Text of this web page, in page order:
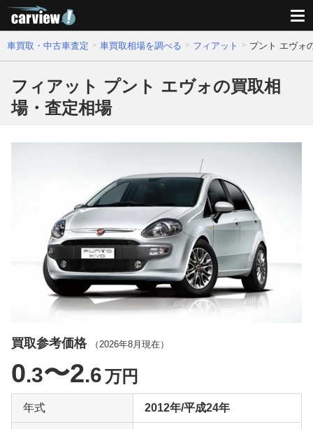
車買取・中古車査定 車買取相場を調べる フィアット プント エヴォ
フィアット プント エヴォの買取相
場・査定相場
買取参考価格 （ 2026年8月 現在）
0.3〜2.6万円
年式 2012年/平成24年